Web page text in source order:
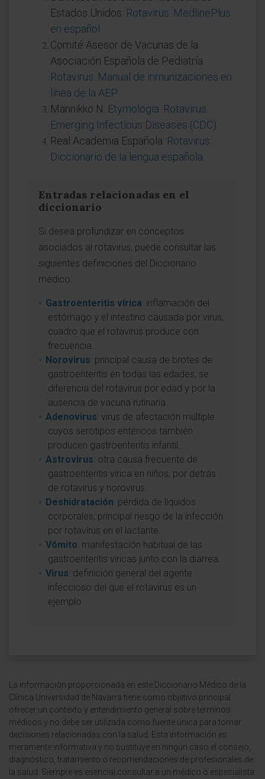
Estados Unidos. Rotavirus. MedlinePlus
en español
Comité Asesor de Vacunas de la
Asociación Española de Pediatría.
Rotavirus. Manual de inmunizaciones en
línea de la AEP.
Männikkö N. Etymologia: Rotavirus.
Emerging Infectious Diseases (CDC)
Real Academia Española. Rotavirus.
Diccionario de la lengua española
Entradas relacionadas en el
diccionario
Si desea profundizar en conceptos
asociados al rotavirus, puede consultar las
siguientes definiciones del Diccionario
médico:
Gastroenteritis vírica: inflamación del
estómago y el intestino causada por virus,
cuadro que el rotavirus produce con
frecuencia.
Norovirus: principal causa de brotes de
gastroenteritis en todas las edades; se
diferencia del rotavirus por edad y por la
ausencia de vacuna rutinaria.
Adenovirus: virus de afectación múltiple
cuyos serotipos entéricos también
producen gastroenteritis infantil.
Astrovirus: otra causa frecuente de
gastroenteritis vírica en niños, por detrás
de rotavirus y norovirus.
Deshidratación: pérdida de líquidos
corporales; principal riesgo de la infección
por rotavirus en el lactante.
Vómito: manifestación habitual de las
gastroenteritis víricas junto con la diarrea.
Virus: definición general del agente
infeccioso del que el rotavirus es un
ejemplo.
La información proporcionada en este Diccionario Médico de la
Clínica Universidad de Navarra tiene como objetivo principal
ofrecer un contexto y entendimiento general sobre términos
médicos y no debe ser utilizada como fuente única para tomar
decisiones relacionadas con la salud. Esta información es
meramente informativa y no sustituye en ningún caso el consejo,
diagnóstico, tratamiento o recomendaciones de profesionales de
la salud. Siempre es esencial consultar a un médico o especialista